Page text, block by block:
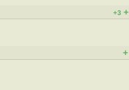
+3 +
+